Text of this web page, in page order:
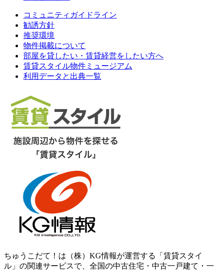
コミュニティガイドライン
勧誘方針
推奨環境
物件掲載について
部屋を貸したい・賃貸経営をしたい方へ
賃貸スタイル物件ミュージアム
利用データと出典一覧
ちゅうこだて！は（株）KG情報が運営する「賃貸スタイ
ル」の関連サービスで、全国の中古住宅・中古一戸建て・一